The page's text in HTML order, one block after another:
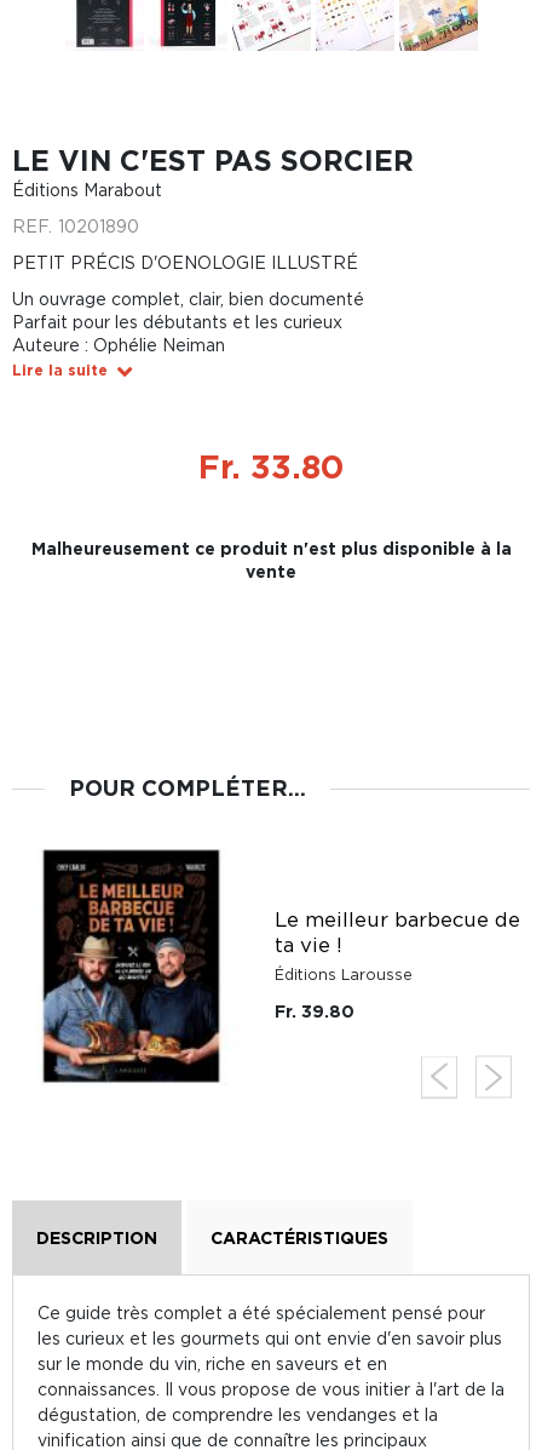
LE VIN C'EST PAS SORCIER
Éditions Marabout
REF. 10201890
PETIT PRÉCIS D'OENOLOGIE ILLUSTRÉ
Un ouvrage complet, clair, bien documenté
Parfait pour les débutants et les curieux
Auteure : Ophélie Neiman
Lire la suite
Fr. 33.80
Malheureusement ce produit n'est plus disponible à la
vente
POUR COMPLÉTER...
Le meilleur barbecue de
ta vie !
Éditions Larousse
Fr. 39.80
DESCRIPTION CARACTÉRISTIQUES
Ce guide très complet a été spécialement pensé pour
les curieux et les gourmets qui ont envie d'en savoir plus
sur le monde du vin, riche en saveurs et en
connaissances. Il vous propose de vous initier à l'art de la
dégustation, de comprendre les vendanges et la
vinification ainsi que de connaître les principaux